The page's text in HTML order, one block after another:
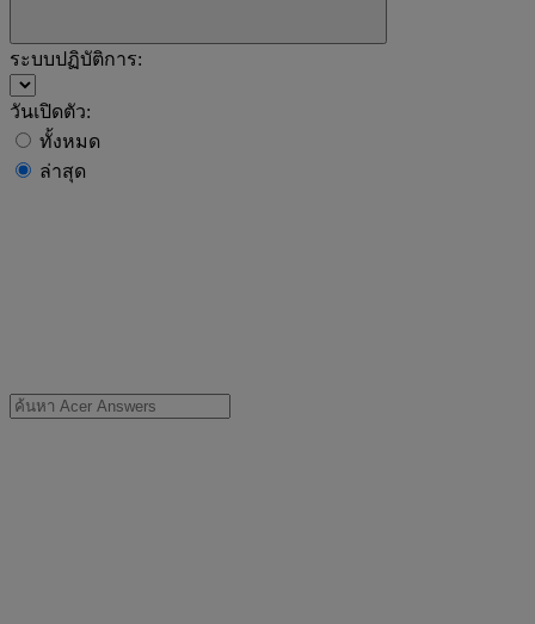
ระบบปฏิบัติการ:
วันเปิดตัว:
ทั้งหมด
ล่าสุด